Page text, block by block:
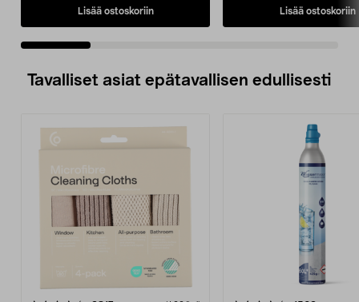
Lisää ostoskoriin Lisää ostoskoriin
Tavalliset asiat epätavallisen edullisesti